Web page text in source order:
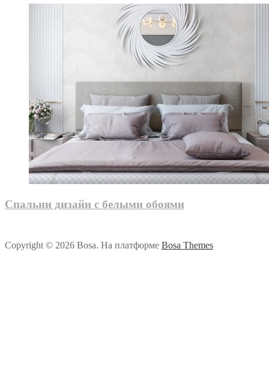
Спальни дизайн с белыми обоями
Copyright © 2026 Bosa. На платформе Bosa Themes